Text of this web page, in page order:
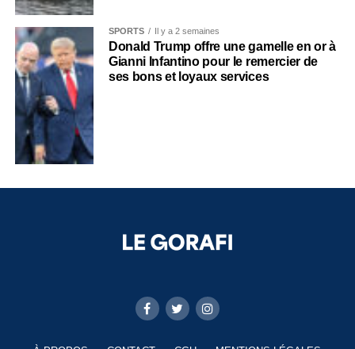
SPORTS Il y a 2 semaines
Donald Trump offre une gamelle en or à
Gianni Infantino pour le remercier de
ses bons et loyaux services